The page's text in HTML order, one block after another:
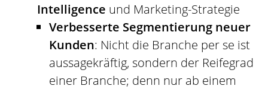
Intelligence und Marketing-Strategie
Verbesserte Segmentierung neuer
Kunden: Nicht die Branche per se ist
aussagekräftig, sondern der Reifegrad
einer Branche; denn nur ab einem